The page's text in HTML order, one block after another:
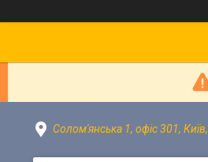
Солом'янська 1, офіс 301,